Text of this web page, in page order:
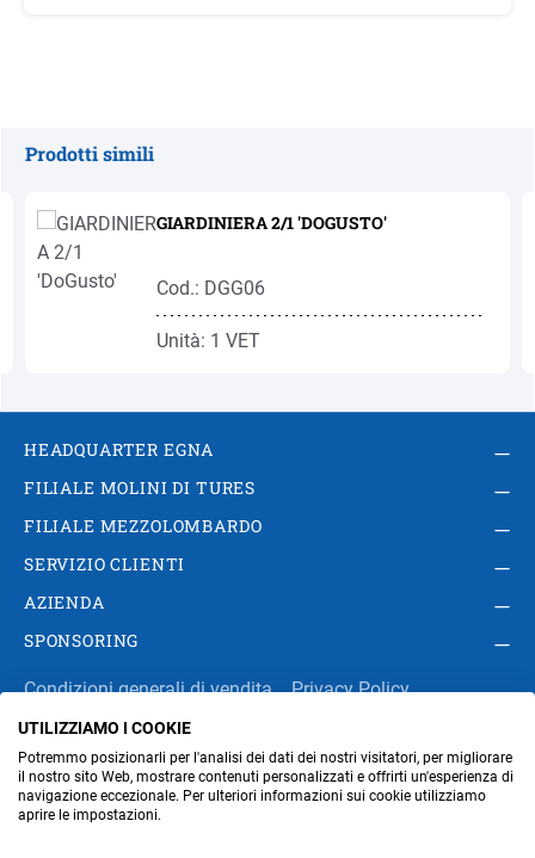
Prodotti simili
GIARDINIERA 2/1 'DOGUSTO'
Cod.: DGG06
Unità: 1 VET
HEADQUARTER EGNA
FILIALE MOLINI DI TURES
FILIALE MEZZOLOMBARDO
SERVIZIO CLIENTI
AZIENDA
SPONSORING
Condizioni generali di vendita
Privacy Policy
Impressum
Modifica impostazioni dei cookie
Amministrazione
UTILIZZIAMO I COOKIE
Potremmo posizionarli per l'analisi dei dati dei nostri visitatori, per migliorare
il nostro sito Web, mostrare contenuti personalizzati e offrirti un'esperienza di
navigazione eccezionale. Per ulteriori informazioni sui cookie utilizziamo
aprire le impostazioni.